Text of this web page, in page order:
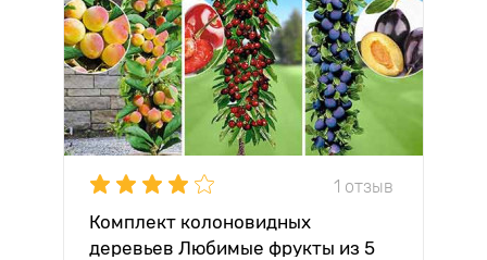
1 отзыв
Комплект колоновидных
деревьев Любимые фрукты из 5